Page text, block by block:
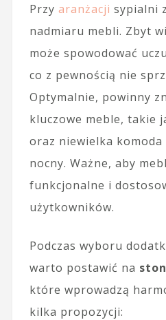
Przy aranżacji sypialni
nadmiaru mebli. Zbyt
może spowodować
co z pewnością nie
Optymalnie, powinny
kluczowe meble, takie
oraz niewielka
nocny. Ważne, aby
funkcjonalne i
użytkowników.
Podczas wyboru
warto postawić na
które wprowadzą
kilka propozycji: